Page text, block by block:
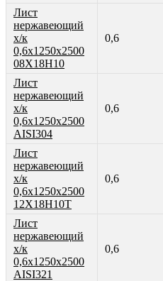
Лист
нержавеющий
х/к
0,6х1250х2500
08Х18Н10
0,6
Лист
нержавеющий
х/к
0,6х1250х2500
AISI304
0,6
Лист
нержавеющий
х/к
0,6х1250х2500
12Х18Н10Т
0,6
Лист
нержавеющий
х/к
0,6х1250х2500
AISI321
0,6